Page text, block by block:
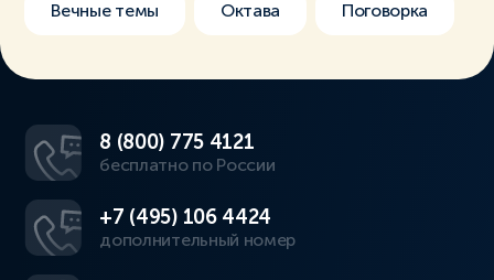
Вечные темы Октава Поговорка
8 (800) 775 4121
бесплатно по России
+7 (495) 106 4424
дополнительный номер